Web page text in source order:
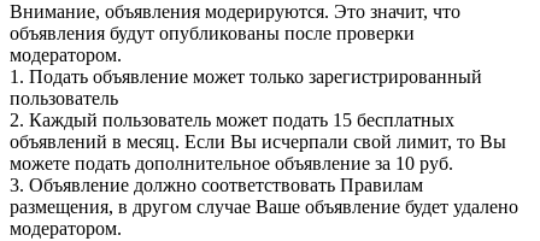
Внимание, объявления модерируются. Это значит, что
объявления будут опубликованы после проверки
модератором.
1. Подать объявление может только зарегистрированный
пользователь
2. Каждый пользователь может подать 15 бесплатных
объявлений в месяц. Если Вы исчерпали свой лимит, то Вы
можете подать дополнительное объявление за 10 руб.
3. Объявление должно соответствовать Правилам
размещения, в другом случае Ваше объявление будет удалено
модератором.